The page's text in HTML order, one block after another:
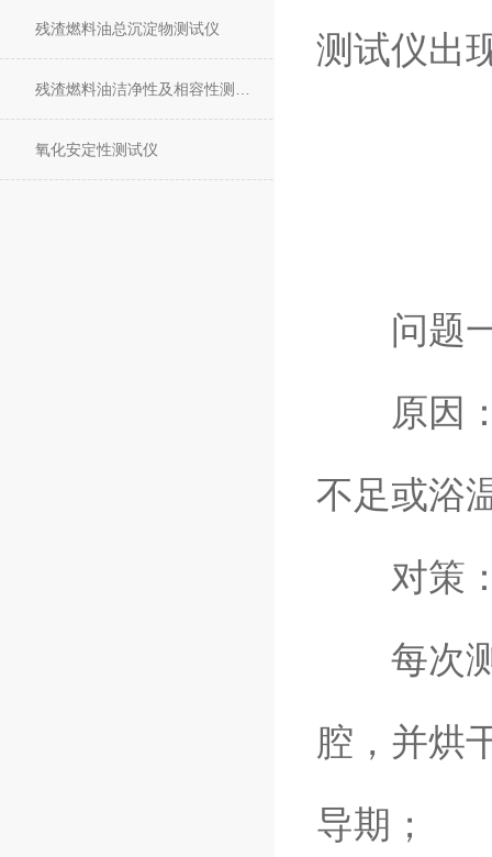
残渣燃料油总沉淀物测试仪
氧化安定性测试仪
测试仪出
问题一
原因：
不足或浴
对策
每次测
腔，并烘
导期；